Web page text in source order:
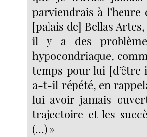
parviendrais à
[palais de] Bellas
il y a des
hypocondriaque,
temps pour lui [d’être
a-t-il répété, en
lui avoir jamais
trajectoire et les
(...) »